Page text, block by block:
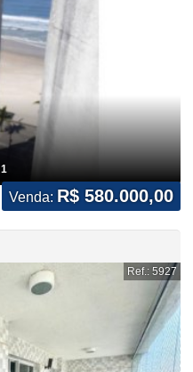
1
Venda: R$ 580.000,00
Ref.: 5927